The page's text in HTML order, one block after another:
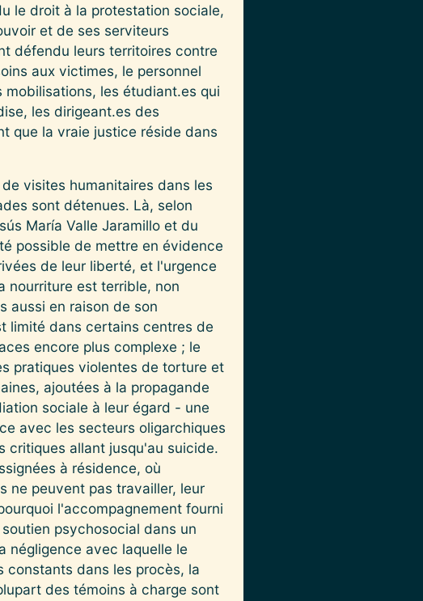
le droit à la protestation sociale,
et de ses serviteurs
défendu leurs territoires contre
aux victimes, le personnel
les étudiant.es qui
les dirigeant.es des
que la vraie justice réside dans
visites humanitaires dans les
sont détenues. Là, selon
María Valle Jaramillo et du
possible de mettre en évidence
de leur liberté, et l'urgence
nourriture est terrible, non
aussi en raison de son
limité dans certains centres de
encore plus complexe ; le
pratiques violentes de torture et
ajoutées à la propagande
sociale à leur égard - une
avec les secteurs oligarchiques
critiques allant jusqu'au suicide.
à résidence, où
ne peuvent pas travailler, leur
l'accompagnement fourni
psychosocial dans un
négligence avec laquelle le
dans les procès, la
des témoins à charge sont